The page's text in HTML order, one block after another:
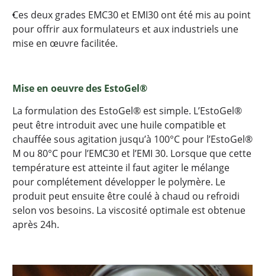
Ces deux grades EMC30 et EMI30 ont été mis au point
pour offrir aux formulateurs et aux industriels une
mise en œuvre facilitée.
Mise en oeuvre des EstoGel®
La formulation des EstoGel® est simple. L’EstoGel®
peut être introduit avec une huile compatible et
chauffée sous agitation jusqu’à 100°C pour l’EstoGel®
M ou 80°C pour l’EMC30 et l’EMI 30. Lorsque que cette
température est atteinte il faut agiter le mélange
pour complétement développer le polymère. Le
produit peut ensuite être coulé à chaud ou refroidi
selon vos besoins. La viscosité optimale est obtenue
après 24h.